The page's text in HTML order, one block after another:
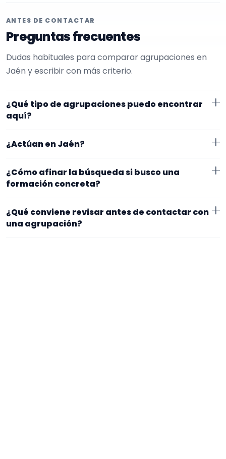
ANTES DE CONTACTAR
Preguntas frecuentes
Dudas habituales para comparar agrupaciones en
Jaén y escribir con más criterio.
¿Qué tipo de agrupaciones puedo encontrar
aquí?
cumpleaños. Conviene comparar repertorio, tamaño
¿Actúan en Jaén?
trabajan en Jaén. Algunos son de la zona y otros se
exacto, horarios y posibles gastos.
¿Cómo afinar la búsqueda si busco una
formación concreta?
Empieza por el tipo de evento y la zona. Si ya sabes el
formato que te encaja, usa el filtro de tipo de
agrupación para quedarte con opciones más
¿Qué conviene revisar antes de contactar con
una agrupación?